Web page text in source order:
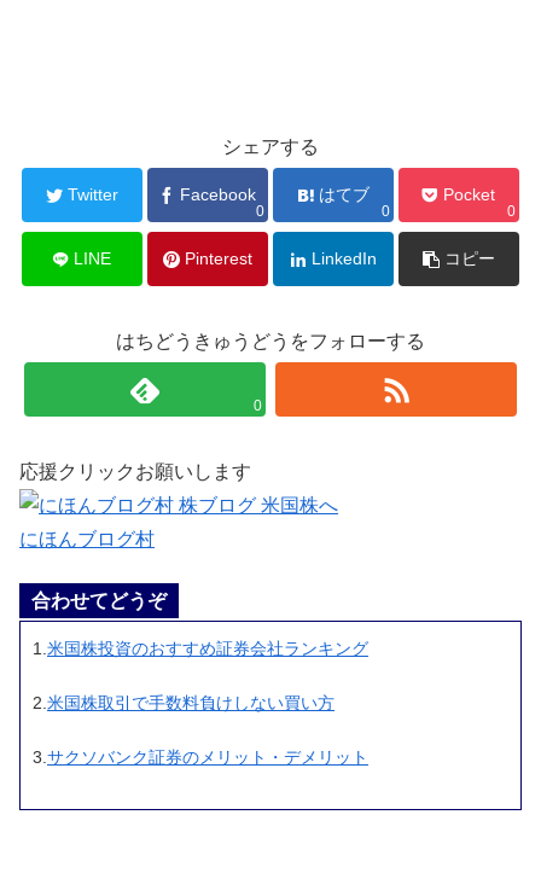
シェアする
Twitter Facebook
0
はてブ
0
Pocket
0
LINE Pinterest LinkedIn コピー
はちどうきゅうどうをフォローする
0
応援クリックお願いします
にほんブログ村
合わせてどうぞ
1. 米国株投資のおすすめ証券会社ランキング
2. 米国株取引で手数料負けしない買い方
3. サクソバンク証券のメリット・デメリット